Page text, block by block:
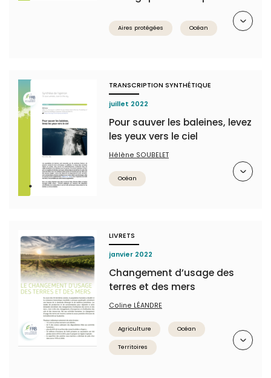
Aires protégées Océan
TRANSCRIPTION SYNTHÉTIQUE
juillet 2022
Pour sauver les baleines, levez
les yeux vers le ciel
Hélène SOUBELET
Océan
LIVRETS
janvier 2022
Changement d’usage des
terres et des mers
Coline LÉANDRE
Agriculture Océan
Territoires